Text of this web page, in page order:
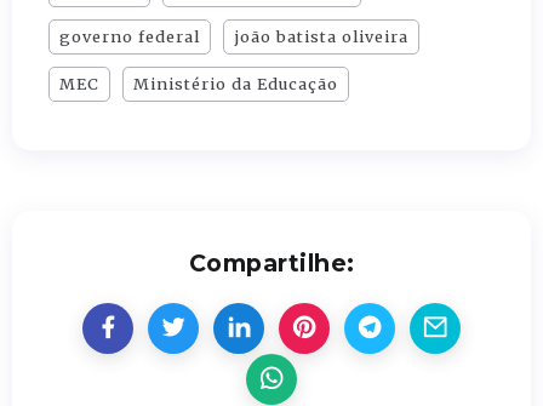
governo federal joão batista oliveira
MEC Ministério da Educação
Compartilhe: